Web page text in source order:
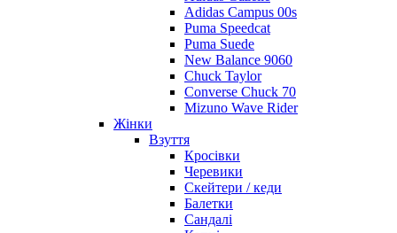
Adidas Campus 00s
Puma Speedcat
Puma Suede
New Balance 9060
Chuck Taylor
Converse Chuck 70
Mizuno Wave Rider
Жінки
Взуття
Кросівки
Черевики
Скейтери / кеди
Балетки
Сандалі